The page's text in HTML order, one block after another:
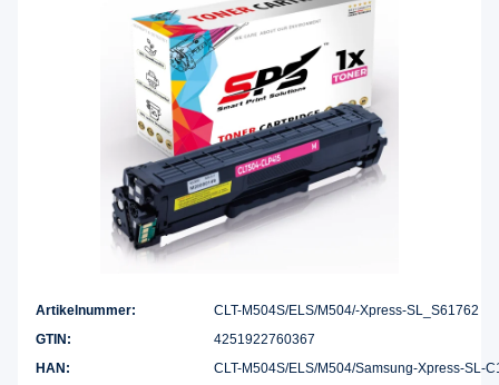
Artikelnummer:
CLT-M504S/ELS/M504/-Xpress-SL_S61762
GTIN:
4251922760367
HAN:
CLT-M504S/ELS/M504/Samsung-Xpress-SL-